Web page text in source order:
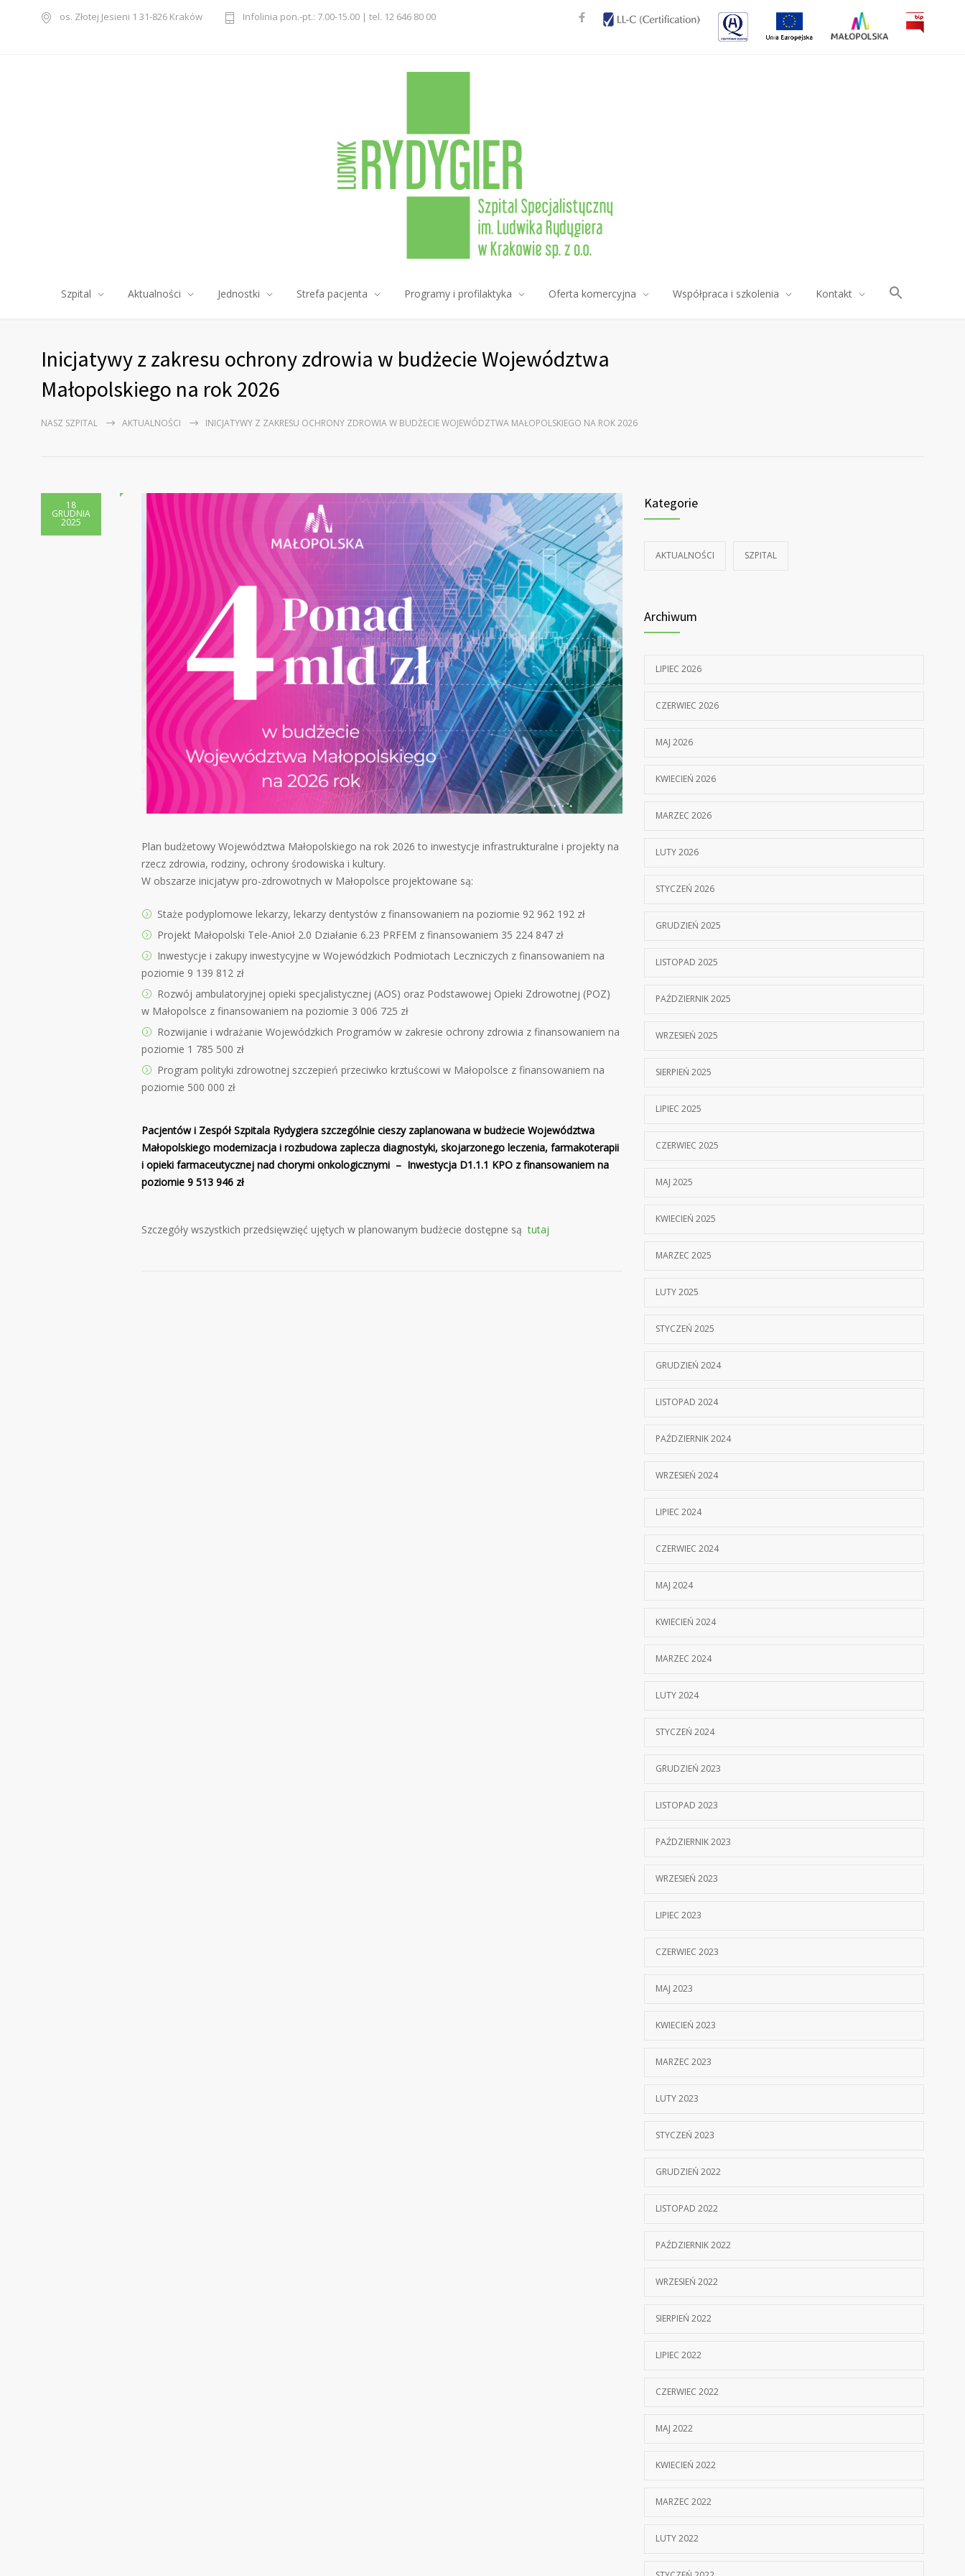
os. Złotej Jesieni 1 31-826 Kraków Infolinia pon.-pt.: 7.00-15.00 | tel. 12 646 80 00
Szpital Aktualności Jednostki Strefa pacjenta Programy i profilaktyka Oferta komercyjna Współpraca i szkolenia Kontakt
Inicjatywy z zakresu ochrony zdrowia w budżecie Województwa
Małopolskiego na rok 2026
NASZ SZPITAL AKTUALNOŚCI INICJATYWY Z ZAKRESU OCHRONY ZDROWIA W BUDŻECIE WOJEWÓDZTWA MAŁOPOLSKIEGO NA ROK 2026
18
GRUDNIA
2025
Plan budżetowy Województwa Małopolskiego na rok 2026 to inwestycje infrastrukturalne i projekty na
rzecz zdrowia, rodziny, ochrony środowiska i kultury.
W obszarze inicjatyw pro-zdrowotnych w Małopolsce projektowane są:
Staże podyplomowe lekarzy, lekarzy dentystów z finansowaniem na poziomie 92 962 192 zł
Projekt Małopolski Tele-Anioł 2.0 Działanie 6.23 PRFEM z finansowaniem 35 224 847 zł
Inwestycje i zakupy inwestycyjne w Wojewódzkich Podmiotach Leczniczych z finansowaniem na
poziomie 9 139 812 zł
Rozwój ambulatoryjnej opieki specjalistycznej (AOS) oraz Podstawowej Opieki Zdrowotnej (POZ)
w Małopolsce z finansowaniem na poziomie 3 006 725 zł
Rozwijanie i wdrażanie Wojewódzkich Programów w zakresie ochrony zdrowia z finansowaniem na
poziomie 1 785 500 zł
Program polityki zdrowotnej szczepień przeciwko krztuścowi w Małopolsce z finansowaniem na
poziomie 500 000 zł
Pacjentów i Zespół Szpitala Rydygiera szczególnie cieszy zaplanowana w budżecie Województwa
Małopolskiego modernizacja i rozbudowa zaplecza diagnostyki, skojarzonego leczenia, farmakoterapii
i opieki farmaceutycznej nad chorymi onkologicznymi – Inwestycja D1.1.1 KPO z finansowaniem na
poziomie 9 513 946 zł
Szczegóły wszystkich przedsięwzięć ujętych w planowanym budżecie dostępne sątutaj
Kategorie
AKTUALNOŚCI SZPITAL
Archiwum
LIPIEC 2026
CZERWIEC 2026
MAJ 2026
KWIECIEŃ 2026
MARZEC 2026
LUTY 2026
STYCZEŃ 2026
GRUDZIEŃ 2025
LISTOPAD 2025
PAŹDZIERNIK 2025
WRZESIEŃ 2025
SIERPIEŃ 2025
LIPIEC 2025
CZERWIEC 2025
MAJ 2025
KWIECIEŃ 2025
MARZEC 2025
LUTY 2025
STYCZEŃ 2025
GRUDZIEŃ 2024
LISTOPAD 2024
PAŹDZIERNIK 2024
WRZESIEŃ 2024
LIPIEC 2024
CZERWIEC 2024
MAJ 2024
KWIECIEŃ 2024
MARZEC 2024
LUTY 2024
STYCZEŃ 2024
GRUDZIEŃ 2023
LISTOPAD 2023
PAŹDZIERNIK 2023
WRZESIEŃ 2023
LIPIEC 2023
CZERWIEC 2023
MAJ 2023
KWIECIEŃ 2023
MARZEC 2023
LUTY 2023
STYCZEŃ 2023
GRUDZIEŃ 2022
LISTOPAD 2022
PAŹDZIERNIK 2022
WRZESIEŃ 2022
SIERPIEŃ 2022
LIPIEC 2022
CZERWIEC 2022
MAJ 2022
KWIECIEŃ 2022
MARZEC 2022
LUTY 2022